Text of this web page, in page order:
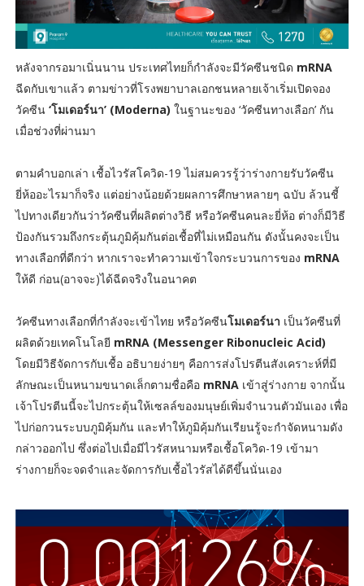
หลังจากรอมาเนิ่นนาน ประเทศไทยก็กำลังจะมีวัคซีนชนิด mRNA
ฉีดกับเขาแล้ว ตามข่าวที่โรงพยาบาลเอกชนหลายเจ้าเริ่มเปิดจอง
วัคซีน ‘โมเดอร์นา’ (Moderna) ในฐานะของ ‘วัคซีนทางเลือก’ กัน
เมื่อช่วงที่ผ่านมา
ตามคำบอกเล่า เชื้อไวรัสโควิด-19 ไม่สมควรรู้ว่าร่างกายรับวัคซีน
ยี่ห้ออะไรมาก็จริง แต่อย่างน้อยด้วยผลการศึกษาหลายๆ ฉบับ ล้วนชี้
ไปทางเดียวกันว่าวัคซีนที่ผลิตต่างวิธี หรือวัคซีนคนละยี่ห้อ ต่างก็มีวิธี
ป้องกันรวมถึงกระตุ้นภูมิคุ้มกันต่อเชื้อที่ไม่เหมือนกัน ดังนั้นคงจะเป็น
ทางเลือกที่ดีกว่า หากเราจะทำความเข้าใจกระบวนการของ mRNA
ให้ดี ก่อน(อาจจะ)ได้ฉีดจริงในอนาคต
วัคซีนทางเลือกที่กำลังจะเข้าไทย หรือวัคซีนโมเดอร์นา เป็นวัคซีนที่
ผลิตด้วยเทคโนโลยี mRNA (Messenger Ribonucleic Acid)
โดยมีวิธีจัดการกับเชื้อ อธิบายง่ายๆ คือการส่งโปรตีนสังเคราะห์ที่มี
ลักษณะเป็นหนามขนาดเล็กตามชื่อคือ mRNAเข้าสู่ร่างกาย จากนั้น
เจ้าโปรตีนนี้จะไปกระตุ้นให้เซลล์ของมนุษย์เพิ่มจำนวนตัวมันเอง เพื่อ
ไปก่อกวนระบบภูมิคุ้มกัน และทำให้ภูมิคุ้มกันเรียนรู้จะกำจัดหนามดัง
กล่าวออกไป ซึ่งต่อไปเมื่อมีไวรัสหนามหรือเชื้อโควิด-19 เข้ามา
ร่างกายก็จะจดจำและจัดการกับเชื้อไวรัสได้ดีขึ้นนั่นเอง